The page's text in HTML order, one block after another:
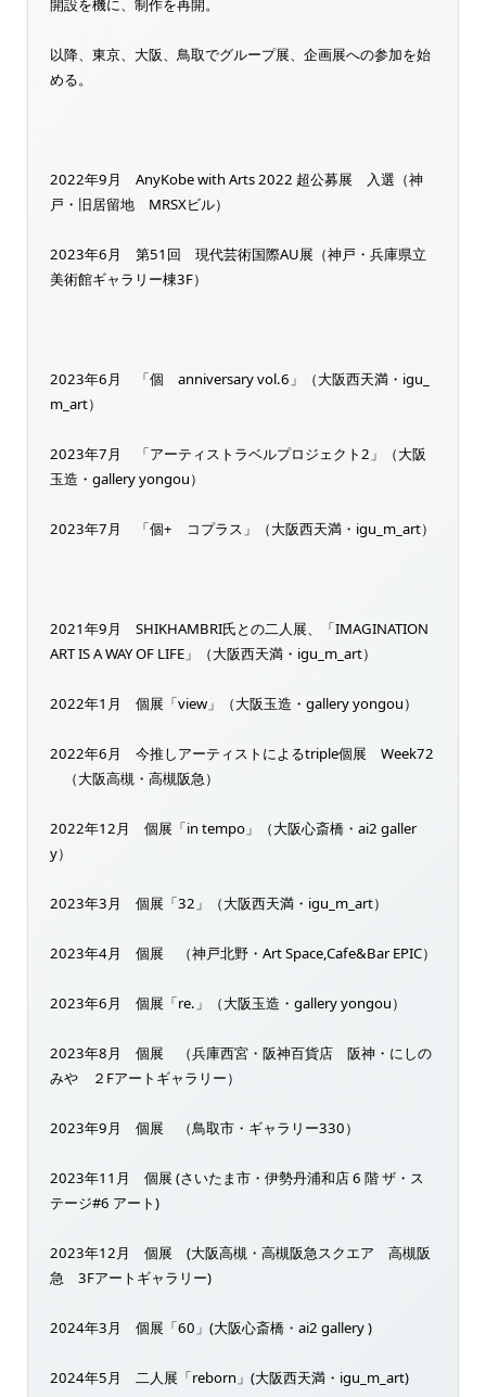
開設を機に、制作を再開。
以降、東京、大阪、鳥取でグループ展、企画展への参加を始
める。
2022年9月 AnyKobe with Arts 2022 超公募展 入選（神
戸・旧居留地 MRSXビル）
2023年6月 第51回 現代芸術国際AU展（神戸・兵庫県立
美術館ギャラリー棟3F）
2023年6月 「個 anniversary vol.6」（大阪西天満・igu_
m_art）
2023年7月 「アーティストラベルプロジェクト2」（大阪
玉造・gallery yongou）
2023年7月 「個+ コプラス」（大阪西天満・igu_m_art）
2021年9月 SHIKHAMBRI氏との二人展、「IMAGINATION
ART IS A WAY OF LIFE」（大阪西天満・igu_m_art）
2022年1月 個展「view」（大阪玉造・gallery yongou）
2022年6月 今推しアーティストによるtriple個展 Week72
（大阪高槻・高槻阪急）
2022年12月 個展「in tempo」（大阪心斎橋・ai2 galler
y）
2023年3月 個展「32」（大阪西天満・igu_m_art）
2023年4月 個展 （神戸北野・Art Space,Cafe&Bar EPIC）
2023年6月 個展「re.」（大阪玉造・gallery yongou）
2023年8月 個展 （兵庫西宮・阪神百貨店 阪神・にしの
みや ２Fアートギャラリー）
2023年9月 個展 （鳥取市・ギャラリー330）
2023年11月 個展 (さいたま市・伊勢丹浦和店 6 階 ザ・ス
テージ#6 アート)
2023年12月 個展 (大阪高槻・高槻阪急スクエア 高槻阪
急 3Fアートギャラリー)
2024年3月 個展「60」(大阪心斎橋・ai2 gallery )
2024年5月 二人展「reborn」(大阪西天満・igu_m_art)